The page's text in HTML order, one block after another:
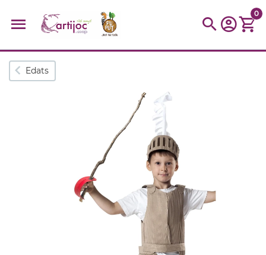
Cerques populars
baldufa
tinkering
0
Edats